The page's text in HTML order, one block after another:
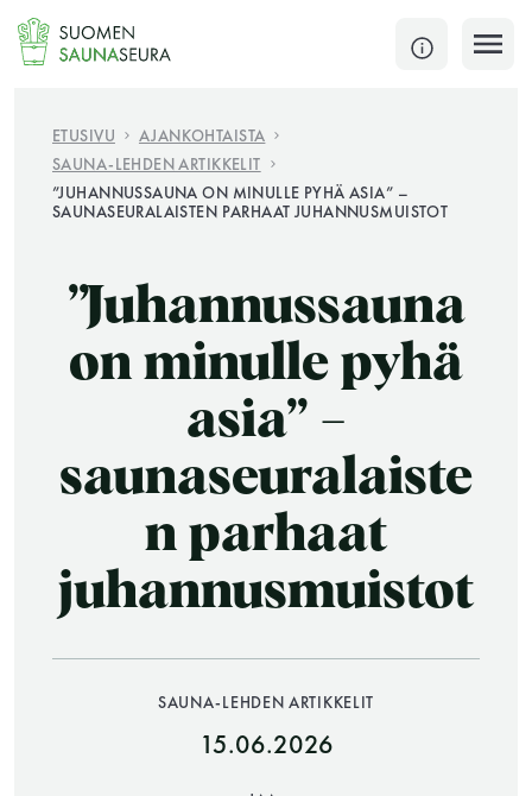
Siirry
sisältöön
SULJE
Jokaisen kuun 1. lauantai on jaettu ja jokaisen kuun
1. maanantai huoltomaanantai
JÄSENSIVUT
ETUSIVU
AJANKOHTAISTA
SAUNA-LEHDEN ARTIKKELIT
”JUHANNUSSAUNA ON MINULLE PYHÄ ASIA” –
SAUNASEURALAISTEN PARHAAT JUHANNUSMUISTOT
”Juhannussauna
on minulle pyhä
asia” –
saunaseuralaiste
n parhaat
juhannusmuistot
SAUNA-LEHDEN ARTIKKELIT
15.06.2026